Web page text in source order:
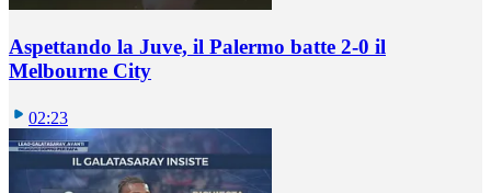
Aspettando la Juve, il Palermo batte 2-0 il
Melbourne City
02:23